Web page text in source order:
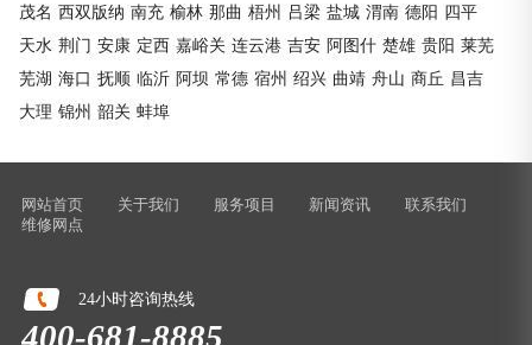
茂名 西双版纳 南充 榆林 那曲 梧州 吕梁 盐城 渭南 德阳 四平
天水 荆门 安康 定西 嘉峪关 连云港 吉安 阿图什 楚雄 贵阳 莱芜
芜湖 海口 抚顺 临沂 阿坝 常德 宿州 绍兴 曲靖 舟山 商丘 昌吉
大理 锦州 韶关 蚌埠
网站首页 关于我们 服务项目 新闻资讯
联系我们
维修网点
24小时咨询热线
400-681-8885